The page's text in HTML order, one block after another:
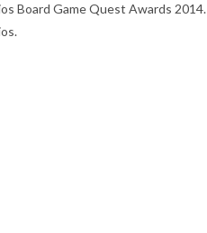
Board Game Quest Awards 2014.